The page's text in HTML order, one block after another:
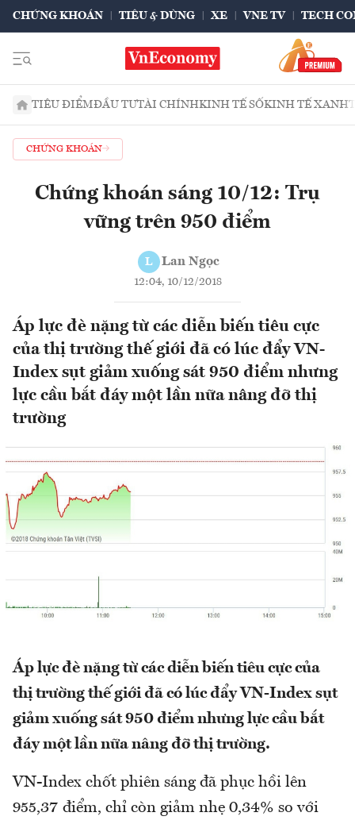
CHỨNG KHOÁN TIÊU & DÙNG XE VNE TV TECH
TIÊU ĐIỂMĐẦU TƯTÀI CHÍNHKINH TẾ SỐKINH TẾ XANH
CHỨNG KHOÁN
Chứng khoán sáng 10/12: Trụ
vững trên 950 điểm
L Lan Ngọc
12:04, 10/12/2018
Áp lực đè nặng từ các diễn biến tiêu cực
của thị trường thế giới đã có lúc đẩy VN-
Index sụt giảm xuống sát 950 điểm nhưng
lực cầu bắt đáy một lần nữa nâng đỡ thị
trường
Áp lực đè nặng từ các diễn biến tiêu cực của
thị trường thế giới đã có lúc đẩy VN-Index sụt
giảm xuống sát 950 điểm nhưng lực cầu bắt
đáy một lần nữa nâng đỡ thị trường.
VN-Index chốt phiên sáng đã phục hồi lên
955,37 điểm, chỉ còn giảm nhẹ 0,34% so với